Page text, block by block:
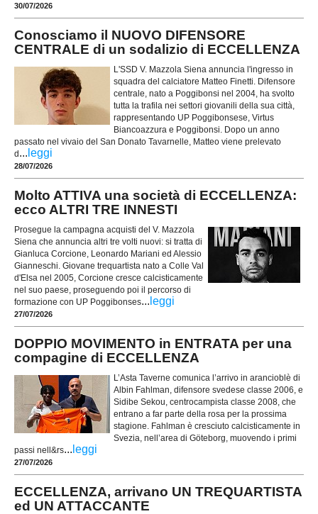
30/07/2026
Conosciamo il NUOVO DIFENSORE
CENTRALE di un sodalizio di ECCELLENZA
L'SSD V. Mazzola Siena annuncia l'ingresso in
squadra del calciatore Matteo Finetti. Difensore
centrale, nato a Poggibonsi nel 2004, ha svolto
tutta la trafila nei settori giovanili della sua città,
rappresentando UP Poggibonsese, Virtus
Biancoazzura e Poggibonsi. Dopo un anno
passato nel vivaio del San Donato Tavarnelle, Matteo viene prelevato
d ... leggi
28/07/2026
Molto ATTIVA una società di ECCELLENZA:
ecco ALTRI TRE INNESTI
Prosegue la campagna acquisti del V. Mazzola
Siena che annuncia altri tre volti nuovi: si tratta di
Gianluca Corcione, Leonardo Mariani ed Alessio
Gianneschi. Giovane trequartista nato a Colle Val
d'Elsa nel 2005, Corcione cresce calcisticamente
nel suo paese, proseguendo poi il percorso di
formazione con UP Poggibonses... leggi
27/07/2026
DOPPIO MOVIMENTO in ENTRATA per una
compagine di ECCELLENZA
L’Asta Taverne comunica l’arrivo in arancioblè di
Albin Fahlman, difensore svedese classe 2006, e
Sidibe Sekou, centrocampista classe 2008, che
entrano a far parte della rosa per la prossima
stagione. Fahlman è cresciuto calcisticamente in
Svezia, nell’area di Göteborg, muovendo i primi
passi nell&rs... leggi
27/07/2026
ECCELLENZA, arrivano UN TREQUARTISTA
ed UN ATTACCANTE